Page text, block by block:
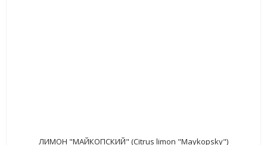
ЛИМОН "МАЙКОПСКИЙ" (Citrus limon "Maykopsky")